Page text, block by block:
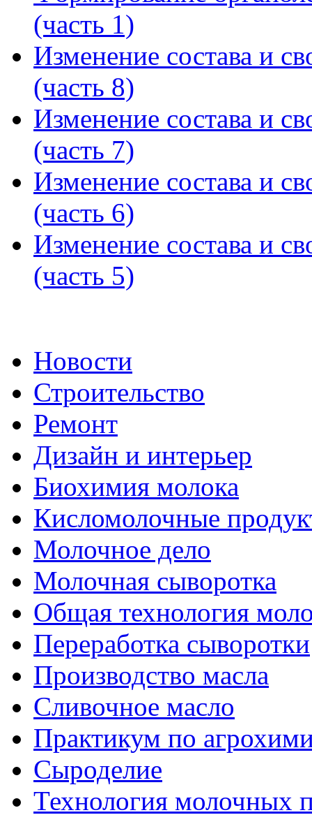
(часть 1)
Изменение состава и
(часть 8)
Изменение состава и
(часть 7)
Изменение состава и
(часть 6)
Изменение состава и
(часть 5)
Новости
Строительство
Ремонт
Дизайн и интерьер
Биохимия молока
Кисломолочные
Молочное дело
Молочная сыворотка
Общая технология
Переработка сыворотки
Производство масла
Сливочное масло
Практикум по
Сыроделие
Технология молочных